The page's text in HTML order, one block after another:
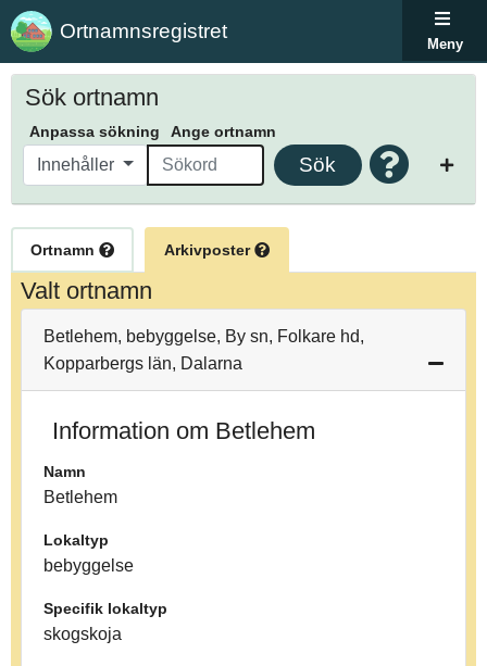
Ortnamnsregistret
Meny
Sök ortnamn
Anpassa sökning Ange ortnamn
Innehåller Sök
Ortnamn Arkivposter
Valt ortnamn
Betlehem, bebyggelse, By sn, Folkare hd,
Kopparbergs län, Dalarna
Information om Betlehem
Namn
Betlehem
Lokaltyp
bebyggelse
Specifik lokaltyp
skogskoja